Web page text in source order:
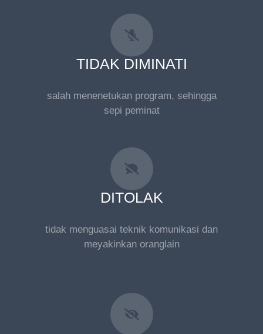
TIDAK DIMINATI
salah menenetukan program, sehingga
sepi peminat
DITOLAK
tidak menguasai teknik komunikasi dan
meyakinkan oranglain